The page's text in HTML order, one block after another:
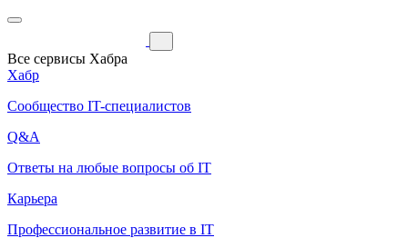
Все сервисы Хабра
Хабр
Сообщество IT-специалистов
Q&A
Ответы на любые вопросы об IT
Карьера
Профессиональное развитие в IT